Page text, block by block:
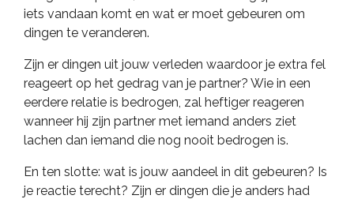
iets vandaan komt en wat er moet gebeuren om
dingen te veranderen.
Zijn er dingen uit jouw verleden waardoor je extra fel
reageert op het gedrag van je partner? Wie in een
eerdere relatie is bedrogen, zal heftiger reageren
wanneer hij zijn partner met iemand anders ziet
lachen dan iemand die nog nooit bedrogen is.
En ten slotte: wat is jouw aandeel in dit gebeuren? Is
je reactie terecht? Zijn er dingen die je anders had